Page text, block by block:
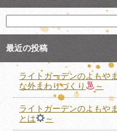
最近の投稿
ライトガーデンのよもや
な外まわりづくり
～
ライトガーデンのよもや
とは
～